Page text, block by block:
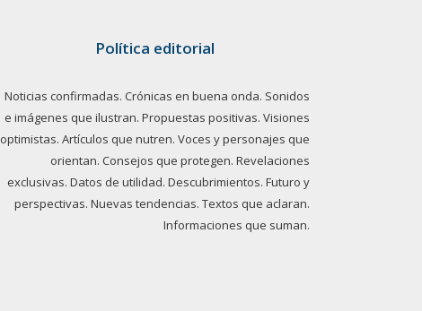
Política editorial
Noticias confirmadas. Crónicas en buena onda. Sonidos
e imágenes que ilustran. Propuestas positivas. Visiones
optimistas. Artículos que nutren. Voces y personajes que
orientan. Consejos que protegen. Revelaciones
exclusivas. Datos de utilidad. Descubrimientos. Futuro y
perspectivas. Nuevas tendencias. Textos que aclaran.
Informaciones que suman.